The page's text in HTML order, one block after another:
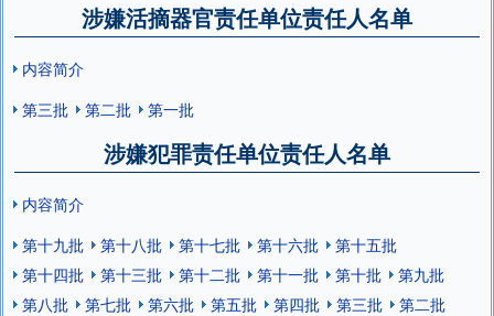
涉嫌活摘器官责任单位责任人名单
内容简介
第三批
第二批 第一批
涉嫌犯罪责任单位责任人名单
内容简介
第十九批
第十八批 第十七批 第十六批
第十五批
第十四批
第十三批 第十二批 第十一批 第十批
第九批
第八批
第七批 第六批 第五批 第四批 第三批
第二批